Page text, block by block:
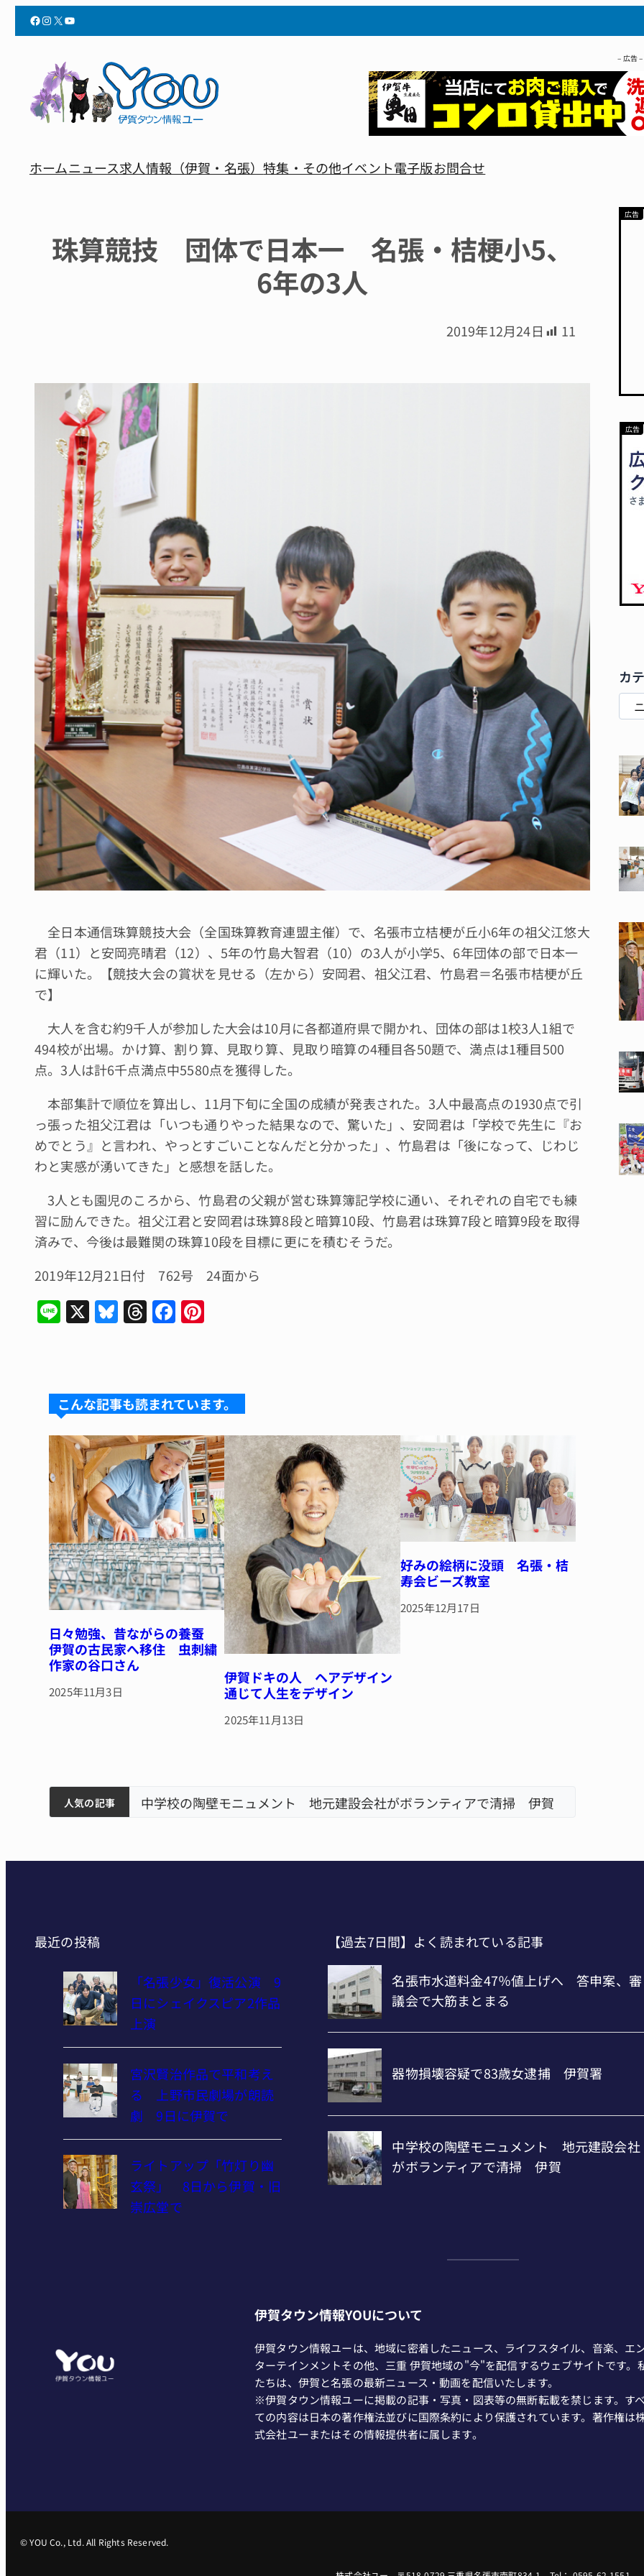
Facebook InstagramX YouTube
– 広告 –
ホームニュース求人情報（伊賀・名張）特集・その他イベント電子版お問合せ
珠算競技 団体で日本一 名張・桔梗小5、
6年の3人
2019年12月24日 11
全日本通信珠算競技大会（全国珠算教育連盟主催）で、名張市立桔梗が丘小6年の祖父江悠大
君（11）と安岡亮晴君（12）、5年の竹島大智君（10）の3人が小学5、6年団体の部で日本一
に輝いた。【競技大会の賞状を見せる（左から）安岡君、祖父江君、竹島君＝名張市桔梗が丘
で】
大人を含む約9千人が参加した大会は10月に各都道府県で開かれ、団体の部は1校3人1組で
494校が出場。かけ算、割り算、見取り算、見取り暗算の4種目各50題で、満点は1種目500
点。3人は計6千点満点中5580点を獲得した。
本部集計で順位を算出し、11月下旬に全国の成績が発表された。3人中最高点の1930点で引
っ張った祖父江君は「いつも通りやった結果なので、驚いた」、安岡君は「学校で先生に『お
めでとう』と言われ、やっとすごいことなんだと分かった」、竹島君は「後になって、じわじ
わと実感が湧いてきた」と感想を話した。
3人とも園児のころから、竹島君の父親が営む珠算簿記学校に通い、それぞれの自宅でも練
習に励んできた。祖父江君と安岡君は珠算8段と暗算10段、竹島君は珠算7段と暗算9段を取得
済みで、今後は最難関の珠算10段を目標に更にを積むそうだ。
2019年12月21日付 762号 24面から
Li
n
X Bl
u
k
y
T
hr
d
s
F
a
b
o
o
k
st
こんな記事も読まれています。
日々勉強、昔ながらの養蚕
伊賀の古民家へ移住 虫刺繍
作家の谷口さん
2025年11月3日
伊賀ドキの人 ヘアデザイン
通じて人生をデザイン
2025年11月13日
好みの絵柄に没頭 名張・桔
寿会ビーズ教室
2025年12月17日
人気の記事 中学校の陶壁モニュメント 地元建設会社がボランティアで清掃 伊賀
カ
最近の投稿
「名張少女」復活公演 9
日にシェイクスピア2作品
上演
宮沢賢治作品で平和考え
る 上野市民劇場が朗読
劇 9日に伊賀で
ライトアップ「竹灯り幽
玄祭」 8日から伊賀・旧
崇広堂で
【過去7日間】よく読まれている記事
伊賀タウン情報YOUについて
伊賀タウン情報ユーは、地域に密着したニュース、ライフスタイル、音楽、エ
ターテインメントその他、三重 伊賀地域の"今"を配信するウェブサイトです。
たちは、伊賀と名張の最新ニュース・動画を配信いたします。
※伊賀タウン情報ユーに掲載の記事・写真・図表等の無断転載を禁じます。すべ
ての内容は日本の著作権法並びに国際条約により保護されています。著作権は
式会社ユーまたはその情報提供者に属します。
© YOU Co., Ltd. All Rights Reserved.